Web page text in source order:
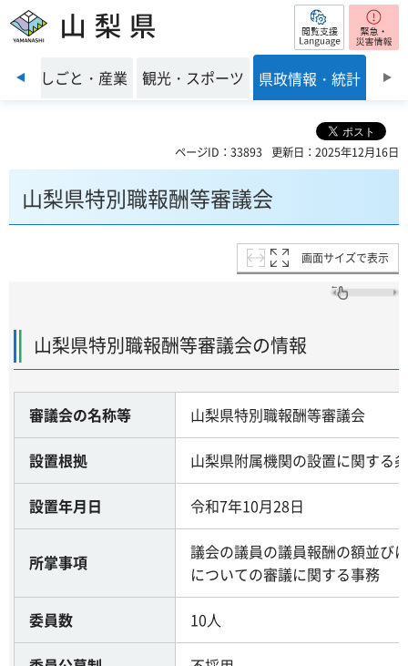
山梨県 閲覧支援
前のスライドを表示
境 しごと・産業 観光・スポーツ 県政情報・統計
ページID：33893 更新日：2025年12月16日
山梨県特別職報酬等審議会
画面サイズで表示
山梨県特別職報酬等審議会の情報
審議会の名称等 山梨県特別職報酬等審議会
設置根拠 山梨県附属機関の設置に関する
設置年月日 令和7年10月28日
所掌事項
議会の議員の議員報酬の額並び
についての審議に関する事務
委員数 10人